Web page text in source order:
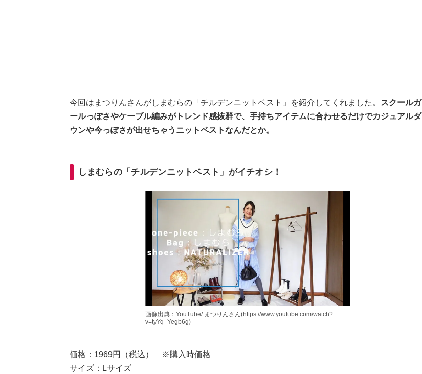
今回はまつりんさんがしまむらの「チルデンニットベスト」を紹介してくれました。
スクールガ
ールっぽさやケーブル編みがトレンド感抜群で、手持ちアイテムに合わせるだけでカジュアルダ
ウンや今っぽさが出せちゃうニットベストなんだとか。
しまむらの「チルデンニットベスト」がイチオシ！
画像出典：YouTube/ まつりんさん(https://www.youtube.com/watch?
v=tyYq_Yegb6g)
価格：1969円（税込） ※購入時価格
サイズ：Lサイズ